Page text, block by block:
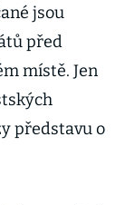
jsou
před
místě. Jen
představu o